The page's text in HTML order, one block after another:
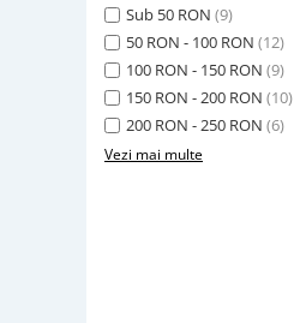
Sub 50 RON (9)
50 RON - 100 RON (12)
100 RON - 150 RON (9)
150 RON - 200 RON (10)
200 RON - 250 RON (6)
Vezi mai multe